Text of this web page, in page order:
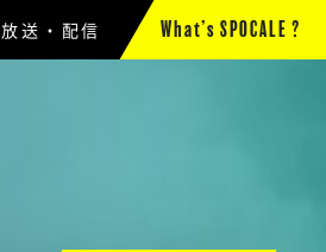
放送・配信 What’s SPOCALE ?